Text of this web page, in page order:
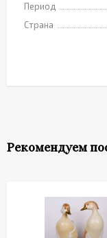
Период
Страна
Рекомендуем